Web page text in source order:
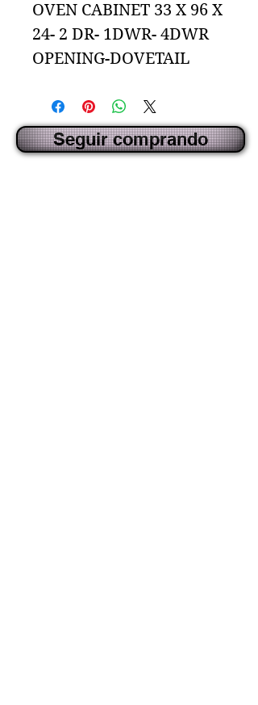
OVEN CABINET 33 X 96 X
24- 2 DR- 1DWR- 4DWR
OPENING-DOVETAIL
Seguir comprando